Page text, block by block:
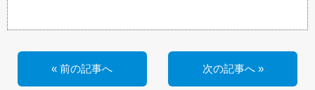
« 前の記事へ 次の記事へ »